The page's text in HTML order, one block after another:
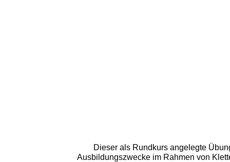
Dieser als Rundkurs angelegte
Ausbildungszwecke im Rahmen von